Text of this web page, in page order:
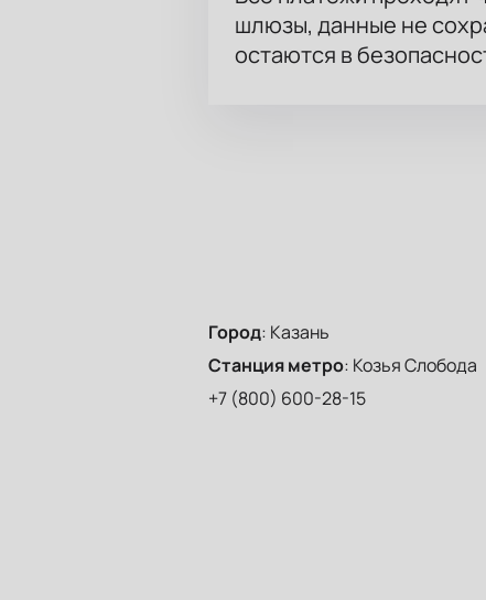
шлюзы, данные не
остаются в
Город: Казань
Станция метро: Козья Слобода
+7 (800) 600-28-15